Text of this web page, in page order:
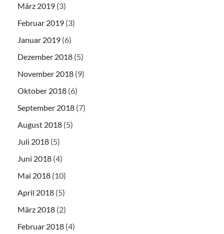
März 2019 (3)
Februar 2019 (3)
Januar 2019 (6)
Dezember 2018 (5)
November 2018 (9)
Oktober 2018 (6)
September 2018 (7)
August 2018 (5)
Juli 2018 (5)
Juni 2018 (4)
Mai 2018 (10)
April 2018 (5)
März 2018 (2)
Februar 2018 (4)